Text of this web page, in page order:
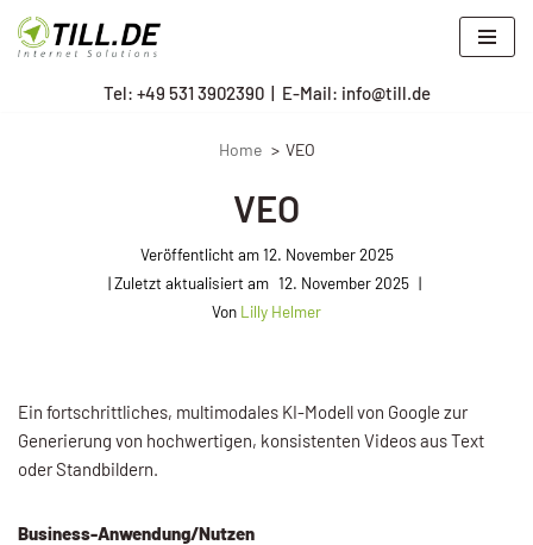
Zum
Tel: +49 531 3902390| E-Mail: info@till.de
Home VEO
VEO
Veröffentlicht am12. November 2025
12. November 2025
Von Lilly Helmer
Ein fortschrittliches, multimodales KI-Modell von Google zur
Generierung von hochwertigen, konsistenten Videos aus Text
oder Standbildern.
Business-Anwendung/Nutzen